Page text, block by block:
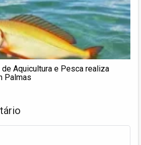
Aquicultura e Pesca realiza
Palmas